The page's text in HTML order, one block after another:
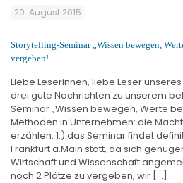
20. August 2015
Storytelling-Seminar „Wissen bewegen,
vergeben!
Liebe Leserinnen, liebe Leser
drei gute Nachrichten zu unserem
Seminar „Wissen bewegen, Werte
Methoden in Unternehmen: die
erzählen: 1.) das Seminar findet
Frankfurt a.Main statt, da sich
Wirtschaft und Wissenschaft
noch 2 Plätze zu vergeben, wir […]